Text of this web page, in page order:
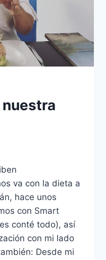
nuestra
va con la dieta a
hace unos
con Smart
conté todo), así
con mi lado
Desde mi